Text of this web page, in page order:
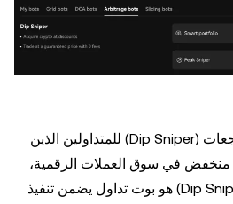
تم تصميم بوت قناص التراجعات (Dip Sniper) للمتداولين الذين
منخفض في سوق العملات الرقمية،
وبوت قناص التراجعات (Dip Sniper) هو بوت تداول يضمن تنفيذ